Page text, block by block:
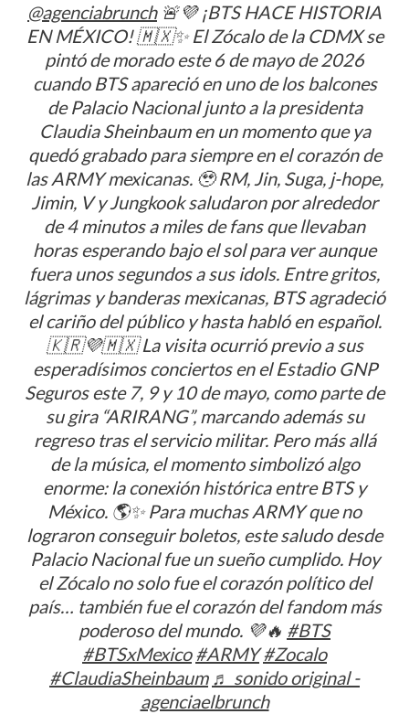
@agenciabrunch🚨💜 ¡BTS HACE HISTORIA
EN MÉXICO! 🇲🇽✨ El Zócalo de la CDMX se
pintó de morado este 6 de mayo de 2026
cuando BTS apareció en uno de los balcones
de Palacio Nacional junto a la presidenta
Claudia Sheinbaum en un momento que ya
quedó grabado para siempre en el corazón de
las ARMY mexicanas. 🥹 RM, Jin, Suga, j-hope,
Jimin, V y Jungkook saludaron por alrededor
de 4 minutos a miles de fans que llevaban
horas esperando bajo el sol para ver aunque
fuera unos segundos a sus idols. Entre gritos,
lágrimas y banderas mexicanas, BTS agradeció
el cariño del público y hasta habló en español.
🇰🇷💜🇲🇽 La visita ocurrió previo a sus
esperadísimos conciertos en el Estadio GNP
Seguros este 7, 9 y 10 de mayo, como parte de
su gira “ARIRANG”, marcando además su
regreso tras el servicio militar. Pero más allá
de la música, el momento simbolizó algo
enorme: la conexión histórica entre BTS y
México. 🌎✨ Para muchas ARMY que no
lograron conseguir boletos, este saludo desde
Palacio Nacional fue un sueño cumplido. Hoy
el Zócalo no solo fue el corazón político del
país… también fue el corazón del fandom más
poderoso del mundo. 💜🔥 #BTS
#BTSxMexico #ARMY #Zocalo
#ClaudiaSheinbaum ♬ sonido original -
agenciaelbrunch